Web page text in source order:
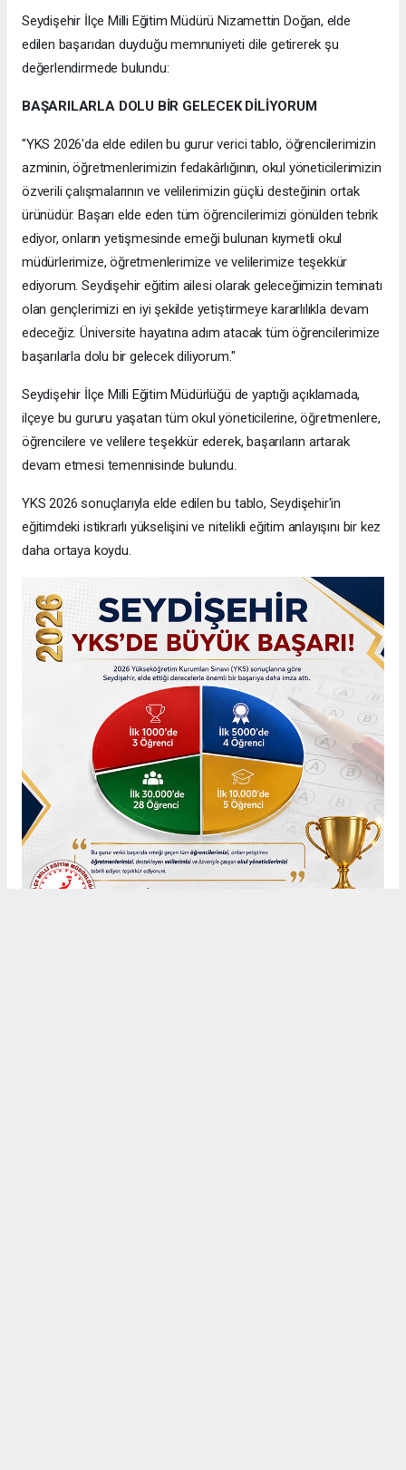
Seydişehir İlçe Milli Eğitim Müdürü Nizamettin Doğan, elde
edilen başarıdan duyduğu memnuniyeti dile getirerek şu
değerlendirmede bulundu:
BAŞARILARLA DOLU BİR GELECEK DİLİYORUM
"YKS 2026'da elde edilen bu gurur verici tablo, öğrencilerimizin
azminin, öğretmenlerimizin fedakârlığının, okul yöneticilerimizin
özverili çalışmalarının ve velilerimizin güçlü desteğinin ortak
ürünüdür. Başarı elde eden tüm öğrencilerimizi gönülden tebrik
ediyor, onların yetişmesinde emeği bulunan kıymetli okul
müdürlerimize, öğretmenlerimize ve velilerimize teşekkür
ediyorum. Seydişehir eğitim ailesi olarak geleceğimizin teminatı
olan gençlerimizi en iyi şekilde yetiştirmeye kararlılıkla devam
edeceğiz. Üniversite hayatına adım atacak tüm öğrencilerimize
başarılarla dolu bir gelecek diliyorum."
Seydişehir İlçe Milli Eğitim Müdürlüğü de yaptığı açıklamada,
ilçeye bu gururu yaşatan tüm okul yöneticilerine, öğretmenlere,
öğrencilere ve velilere teşekkür ederek, başarıların artarak
devam etmesi temennisinde bulundu.
YKS 2026 sonuçlarıyla elde edilen bu tablo, Seydişehir'in
eğitimdeki istikrarlı yükselişini ve nitelikli eğitim anlayışını bir kez
daha ortaya koydu.